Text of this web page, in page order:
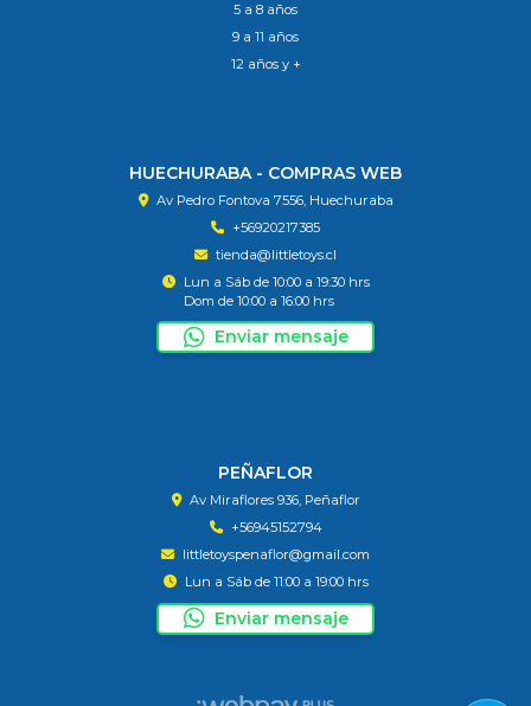
5 a 8 años
9 a 11 años
12 años y +
HUECHURABA - COMPRAS WEB
Av Pedro Fontova 7556, Huechuraba
+56920217385
tienda@littletoys.cl
Lun a Sáb de 10:00 a 19:30 hrs
Dom de 10:00 a 16:00 hrs
Enviar mensaje
PEÑAFLOR
Av Miraflores 936, Peñaflor
+56945152794
littletoyspenaflor@gmail.com
Lun a Sáb de 11:00 a 19:00 hrs
Enviar mensaje